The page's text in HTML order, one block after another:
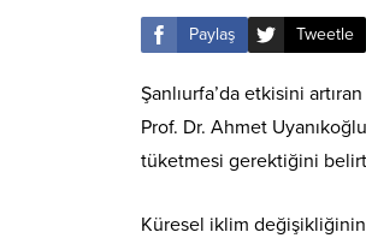
Paylaş Tweetle
Şanlıurfa’da etkisini
Prof. Dr. Ahmet
tüketmesi gerektiğini
Küresel iklim değişikliğinin